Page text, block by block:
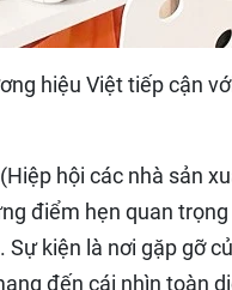
hiệu Việt tiếp cận
hội các nhà sản
điểm hẹn quan
kiện là nơi gặp gỡ
đến cái nhìn toàn